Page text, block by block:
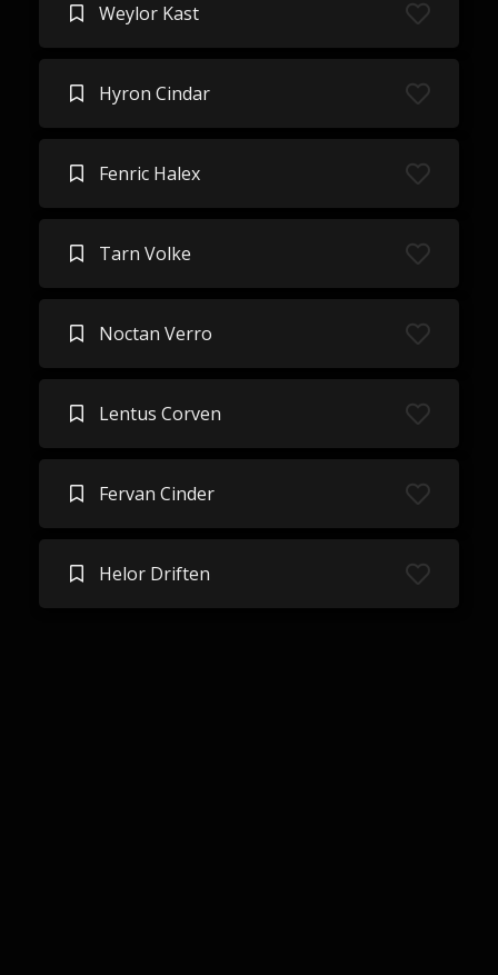
Weylor Kast
Hyron Cindar
Fenric Halex
Tarn Volke
Noctan Verro
Lentus Corven
Fervan Cinder
Helor Driften